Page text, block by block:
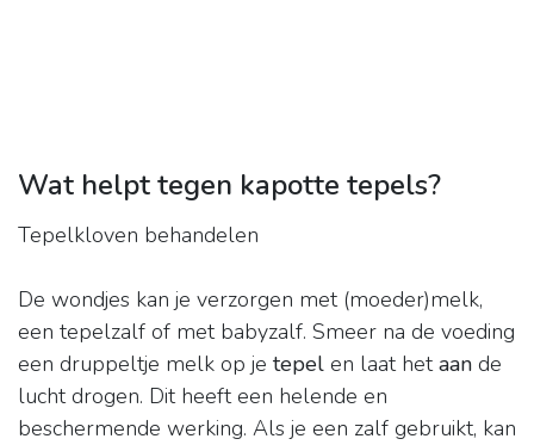
Wat helpt tegen kapotte tepels?
Tepelkloven behandelen
De wondjes kan je verzorgen met (moeder)melk,
een tepelzalf of met babyzalf. Smeer na de voeding
een druppeltje melk op je tepel en laat hetaan de
lucht drogen. Dit heeft een helende en
beschermende werking. Als je een zalf gebruikt, kan